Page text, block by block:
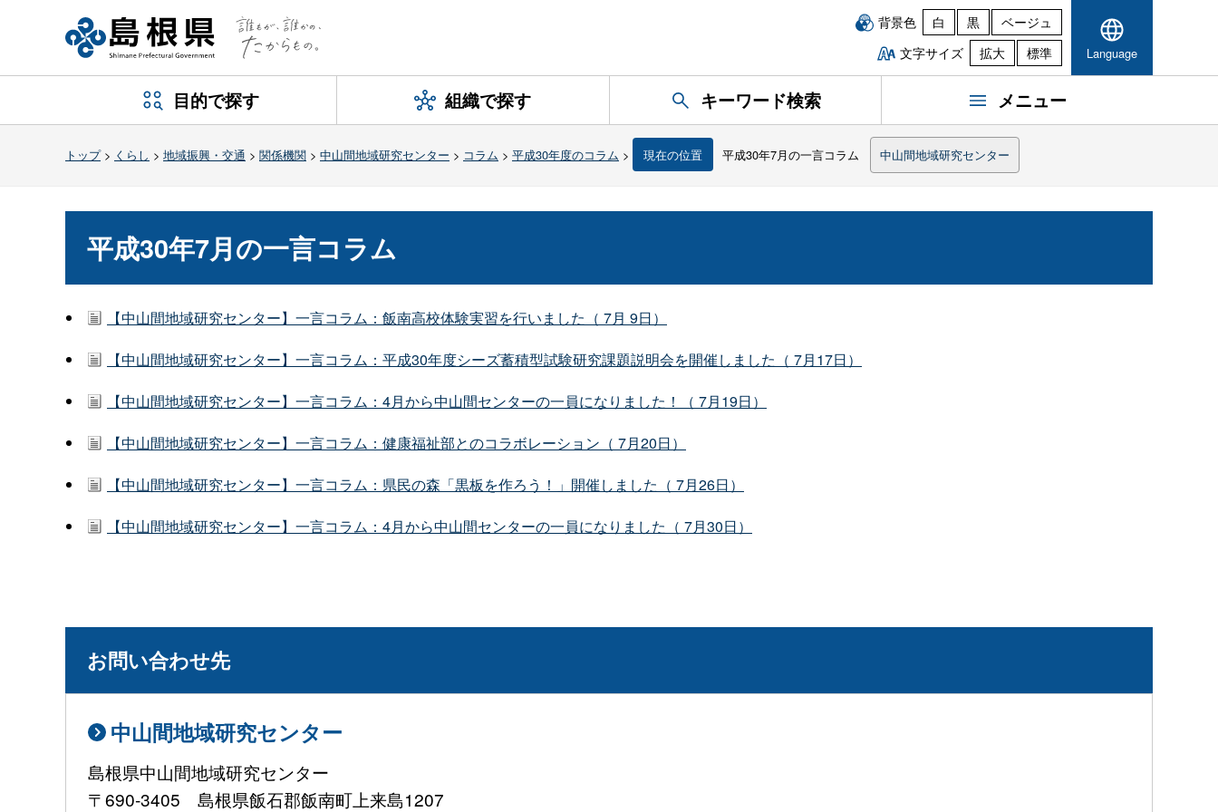
背景色 白 黒
ベージュ
文字サイズ
拡大 標準 Language
目的で探す 組織で探す キーワード検索 メニュー
トップ> くらし > 地域振興・交通 > 関係機関 > 中山間地域研究センター > コラム > 平成30年度のコラム > 現在の位置 平成30年7月の一言コラム 中山間地域研究センター
平成30年7月の一言コラム
【中山間地域研究センター】一言コラム：飯南高校体験実習を行いました（ 7月 9日）
【中山間地域研究センター】一言コラム：平成30年度シーズ蓄積型試験研究課題説明会を開催しました（ 7月17日）
【中山間地域研究センター】一言コラム：4月から中山間センターの一員になりました！（ 7月19日）
【中山間地域研究センター】一言コラム：健康福祉部とのコラボレーション（ 7月20日）
【中山間地域研究センター】一言コラム：県民の森「黒板を作ろう！」開催しました（ 7月26日）
【中山間地域研究センター】一言コラム：4月から中山間センターの一員になりました（ 7月30日）
お問い合わせ先
中山間地域研究センター
島根県中山間地域研究センター
〒690-3405 島根県飯石郡飯南町上来島1207